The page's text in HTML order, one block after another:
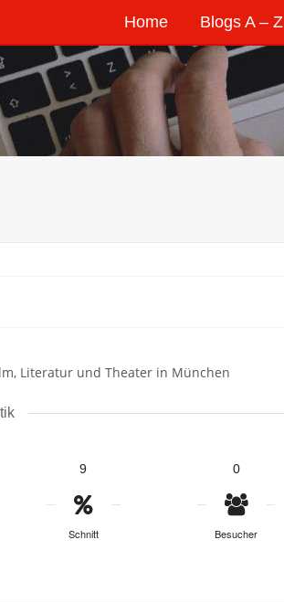
Home Blogs A – Z
Literatur und Theater in München
9
Schnitt
0
Besucher